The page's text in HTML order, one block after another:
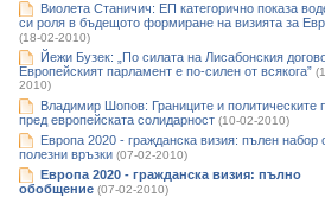
Виолета Станичич: ЕП категорично показа
си роля в бъдещото формиране на визията за
(18-02-2010)
Йежи Бузек: „По силата на Лисабонския
Европейският парламент е по-силен от всякога”
2010)
Владимир Шопов: Границите и политическите
пред европейската солидарност (10-02-2010)
Европа 2020 - гражданска визия: пълeн набор
полезни връзки (07-02-2010)
Европа 2020 - гражданска визия: пълно
обобщение (07-02-2010)